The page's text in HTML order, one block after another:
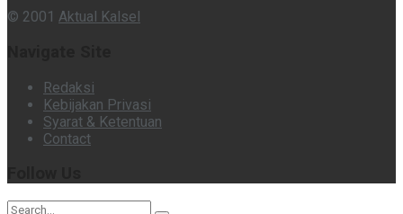
© 2001 Aktual Kalsel
Redaksi
Kebijakan Privasi
Syarat & Ketentuan
Contact